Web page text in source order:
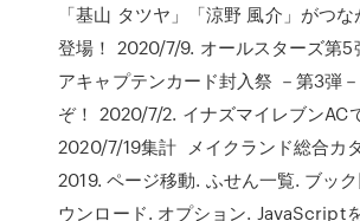
「基山 タツヤ」「涼野 風介」がつ
登場！ 2020/7/9. オールスターズ第5
アキャプテンカード封入祭 －第3弾
ぞ！ 2020/7/2. イナズマイレブンAC
2020/7/19集計 メイクランド総合カ
2019. ページ移動. ふせん一覧. ブッ
ウンロード. オプション. JavaScript